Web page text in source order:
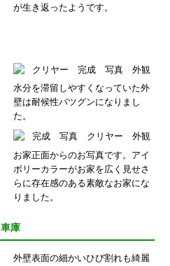
が生き返ったようです。
水分を滞留しやすくなっていた外
壁は耐候性バツグンになりまし
た。
お家正面からのお写真です。アイ
ボリーカラーがお家を広く見せさ
らに存在感のある素敵なお家にな
りました。
車庫
外壁表面の細かいひび割れも綺麗